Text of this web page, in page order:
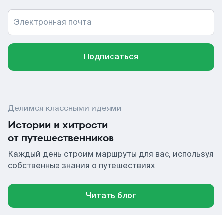
Электронная почта
Подписаться
Делимся классными идеями
Истории и хитрости
от путешественников
Каждый день строим маршруты для вас, используя
собственные знания о путешествиях
Читать блог